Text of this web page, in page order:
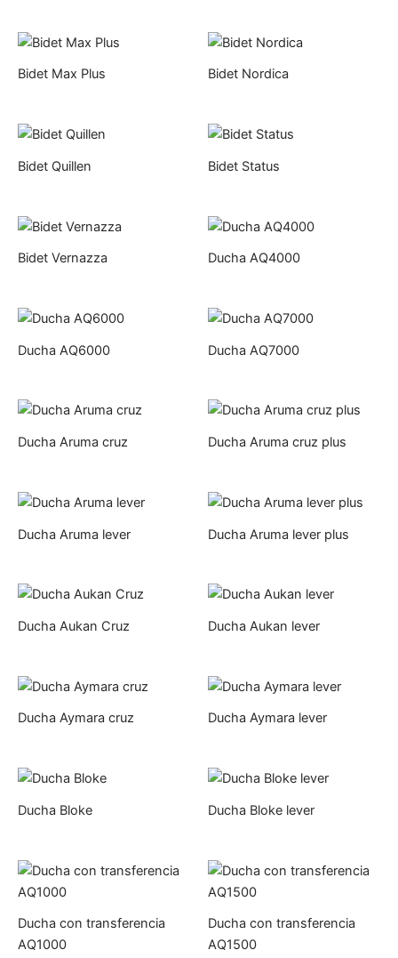
Bidet Max Plus Bidet Nordica
Bidet Quillen Bidet Status
Bidet Vernazza Ducha AQ4000
Ducha AQ6000 Ducha AQ7000
Ducha Aruma cruz Ducha Aruma cruz plus
Ducha Aruma lever Ducha Aruma lever plus
Ducha Aukan Cruz Ducha Aukan lever
Ducha Aymara cruz Ducha Aymara lever
Ducha Bloke Ducha Bloke lever
Ducha con transferencia
AQ1000
Ducha con transferencia
AQ1500